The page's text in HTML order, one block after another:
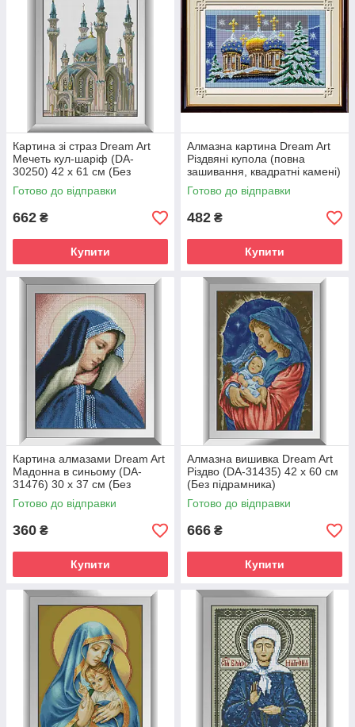
Картина зі страз Dream Art
Мечеть кул-шаріф (DA-
30250) 42 х 61 см (Без
підрамника)
Готово до відправки
662 ₴
Купити
Алмазна картина Dream Art
Різдвяні купола (повна
зашивання, квадратні камені)
(DA-30196) 34 х 51 см (Без
підрамника)
Готово до відправки
482 ₴
Купити
Картина алмазами Dream Art
Мадонна в синьому (DA-
31476) 30 x 37 см (Без
підрамника)
Готово до відправки
360 ₴
Купити
Алмазна вишивка Dream Art
Різдво (DA-31435) 42 x 60 см
(Без підрамника)
Готово до відправки
666 ₴
Купити